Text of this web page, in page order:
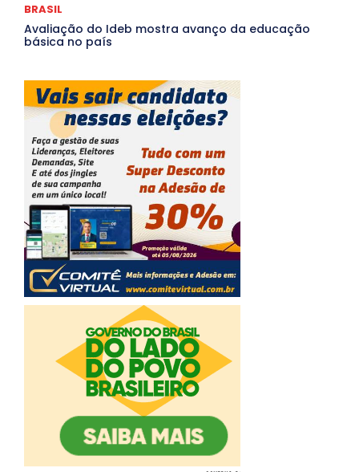
BRASIL
Avaliação do Ideb mostra avanço da educação
básica no país